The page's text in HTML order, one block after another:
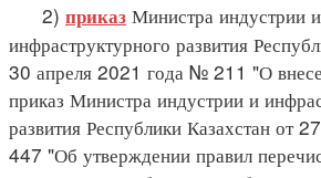
2) приказ Министра индустрии и
инфраструктурного развития
30 апреля 2021 года № 211 "О
приказ Министра индустрии и
развития Республики Казахстан от
447 "Об утверждении правил